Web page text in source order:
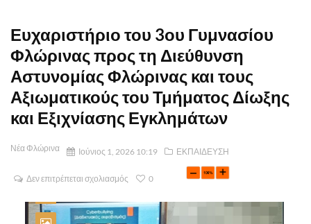
Ευχαριστήριο του 3ου Γυμνασίου
Φλώρινας προς τη Διεύθυνση
Αστυνομίας Φλώρινας και τους
Αξιωματικούς του Τμήματος Δίωξης
και Εξιχνίασης Εγκλημάτων
Νέα Φλώρινα Ιούνιος 1, 2026 10:19 ΕΚΠΑΙΔΕΥΣΗ
Δεν επιτρέπεται σχολιασμός 0